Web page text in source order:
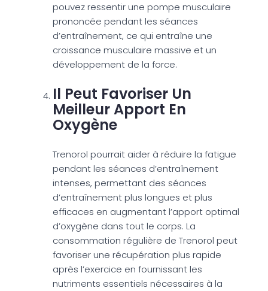
pouvez ressentir une pompe musculaire
prononcée pendant les séances
d’entraînement, ce qui entraîne une
croissance musculaire massive et un
développement de la force.
Il Peut Favoriser Un
Meilleur Apport En
Oxygène
Trenorol pourrait aider à réduire la fatigue
pendant les séances d’entraînement
intenses, permettant des séances
d’entraînement plus longues et plus
efficaces en augmentant l’apport optimal
d’oxygène dans tout le corps. La
consommation régulière de Trenorol peut
favoriser une récupération plus rapide
après l’exercice en fournissant les
nutriments essentiels nécessaires à la